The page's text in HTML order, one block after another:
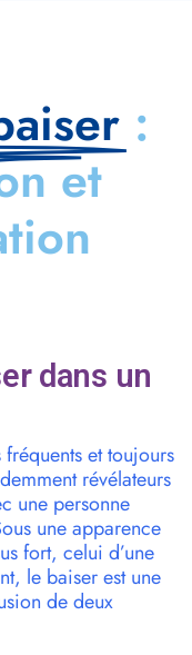
:
et
dans un
fréquents et toujours
révélateurs
une personne
une apparence
fort, celui d’une
le baiser est une
de deux